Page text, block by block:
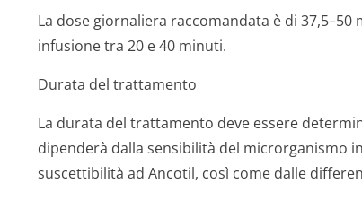
La dose giornaliera raccomandata è di
infusione tra 20 e 40 minuti.
Durata del trattamento
La durata del trattamento deve essere
dipenderà dalla sensibilità del microrganismo
suscettibilità ad Ancotil, così come dalle